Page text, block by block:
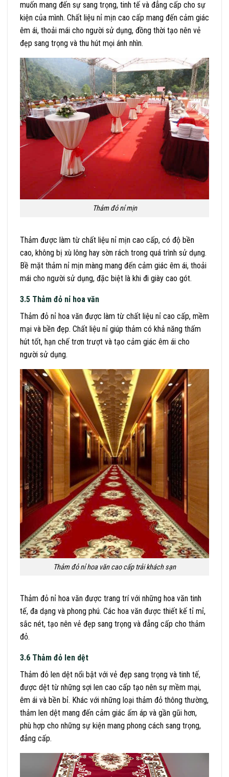
muốn mang đến sự sang trọng, tinh tế và đẳng cấp cho sự
kiện của mình. Chất liệu nỉ mịn cao cấp mang đến cảm giác
êm ái, thoải mái cho người sử dụng, đồng thời tạo nên vẻ
đẹp sang trọng và thu hút mọi ánh nhìn.
Thảm đỏ nỉ mịn
Thảm được làm từ chất liệu nỉ mịn cao cấp, có độ bền
cao, không bị xù lông hay sờn rách trong quá trình sử dụng.
Bề mặt thảm nỉ mịn màng mang đến cảm giác êm ái, thoải
mái cho người sử dụng, đặc biệt là khi đi giày cao gót.
3.5 Thảm đỏ nỉ hoa văn
Thảm đỏ nỉ hoa văn được làm từ chất liệu nỉ cao cấp, mềm
mại và bền đẹp. Chất liệu nỉ giúp thảm có khả năng thấm
hút tốt, hạn chế trơn trượt và tạo cảm giác êm ái cho
người sử dụng.
Thảm đỏ nỉ hoa văn cao cấp trải khách sạn
Thảm đỏ nỉ hoa văn được trang trí với những hoa văn tinh
tế, đa dạng và phong phú. Các hoa văn được thiết kế tỉ mỉ,
sắc nét, tạo nên vẻ đẹp sang trọng và đẳng cấp cho thảm
đỏ.
3.6 Thảm đỏ len dệt
Thảm đỏ len dệt nổi bật với vẻ đẹp sang trọng và tinh tế,
được dệt từ những sợi len cao cấp tạo nên sự mềm mại,
êm ái và bền bỉ. Khác với những loại thảm đỏ thông thường,
thảm len dệt mang đến cảm giác ấm áp và gần gũi hơn,
phù hợp cho những sự kiện mang phong cách sang trọng,
đẳng cấp.